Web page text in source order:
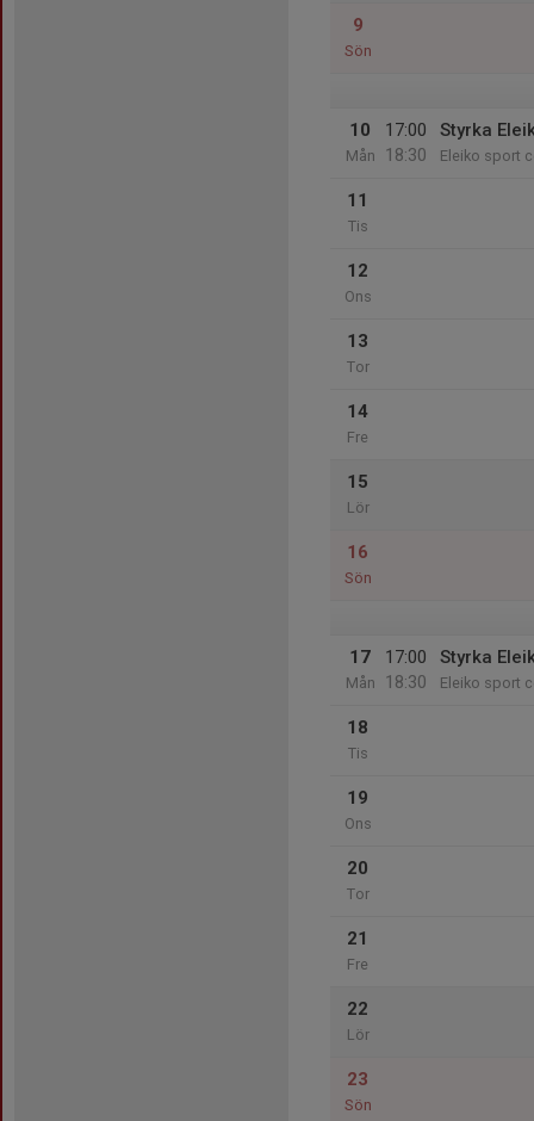
9
Sön
10
Mån
17:00
18:30
Styrka
Eleiko sport
11
Tis
12
Ons
13
Tor
14
Fre
15
Lör
16
Sön
17
Mån
17:00
18:30
Styrka
Eleiko sport
18
Tis
19
Ons
20
Tor
21
Fre
22
Lör
23
Sön